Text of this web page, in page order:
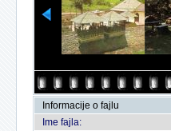
Informacije o fajlu
Ime fajla: